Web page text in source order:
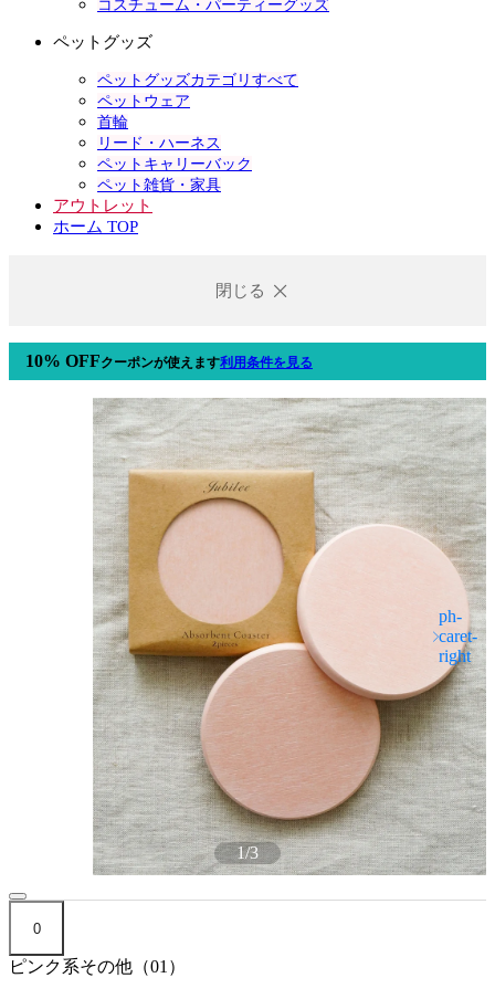
コスチューム・パーティーグッズ
ペットグッズ
ペットグッズカテゴリすべて
ペットウェア
首輪
リード・ハーネス
ペットキャリーバック
ペット雑貨・家具
アウトレット
ホーム TOP
閉じる
10% OFFクーポンが使えます利用条件を見る
1/3
0
ピンク系その他（01）